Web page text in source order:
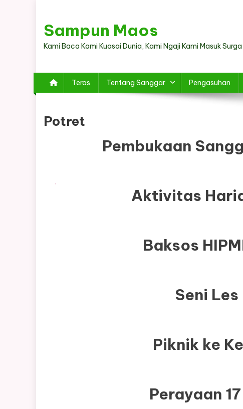
content
Sampun Maos
Kami Baca Kami Kuasai Dunia, Kami Ngaji Kami Masuk Surga
Teras Tentang Sanggar Pengasuhan
Potret
Pembukaan
Aktivitas
Baksos
Seni
Piknik ke
Perayaan